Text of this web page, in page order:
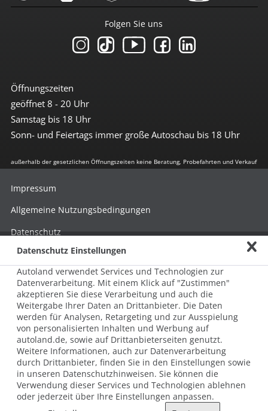
Öffnungszeiten
geöffnet 8 - 20 Uhr
Samstag bis 18 Uhr
Sonn- und Feiertags immer große Autoschau bis 18 Uhr
Folgen Sie uns
außerhalb der gesetzlichen Öffnungszeiten keine Beratung, Probefahrten und Verkauf
© 2026 AUTOLAND 24 SE & Co. Betriebs KG
Werner-von-Siemens-Str. 2, 06796 Brehna, Deutschland
Impressum
Allgemeine Nutzungsbedingungen
Datenschutz
Hinweisgebersystem nach HinSchG
Beschwerde nach LkSG
Grundsatzerklärung zum LkSG
Datenschutz Einstellungen
Autoland verwendet Services und Technologien zur
Datenverarbeitung. Mit einem Klick auf "Zustimmen"
akzeptieren Sie diese Verarbeitung und auch die
Weitergabe Ihrer Daten an Drittanbieter. Die Daten
werden für Analysen, Retargeting und zur Ausspielung
von personalisierten Inhalten und Werbung auf
autoland.de, sowie auf Drittanbieterseiten genutzt.
Weitere Informationen, auch zur Datenverarbeitung
durch Drittanbieter, finden Sie in den Einstellungen sowie
in unseren Datenschutzhinweisen. Sie können die
Verwendung dieser Services und Technologien ablehnen
oder jederzeit über Ihre Einstellungen anpassen.